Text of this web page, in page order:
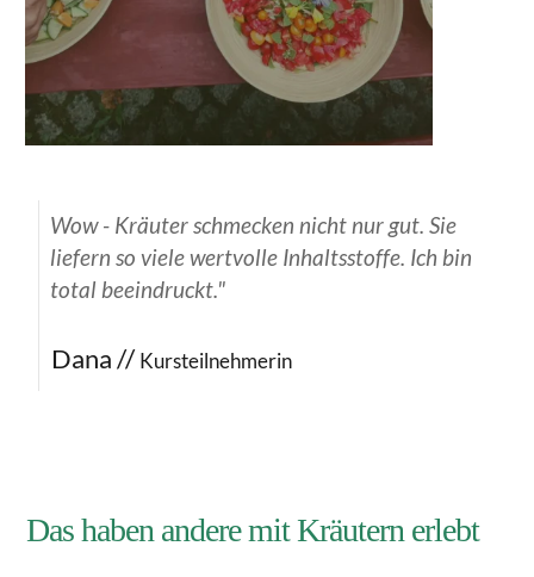
Wow - Kräuter schmecken nicht nur gut. Sie
liefern so viele wertvolle Inhaltsstoffe. Ich bin
total beeindruckt."
Dana //Kursteilnehmerin
Das haben andere mit Kräutern erlebt